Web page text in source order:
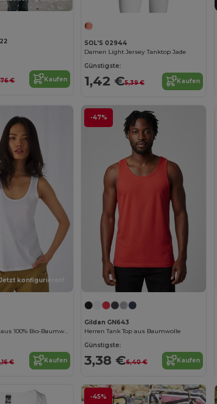
€ Kaufen
SOL'S 02944
Damen Light Jersey Tanktop Jade
Günstigste:
1,42 €5,39 € Kaufen
konfigurieren!
Damen Tanktop aus 100% Bio-Baumwolle für heiße Tage
€ Kaufen
-47%
Gildan GN643
Herren Tank Top aus Baumwolle
Günstigste:
3,38 €6,40 € Kaufen
-45%